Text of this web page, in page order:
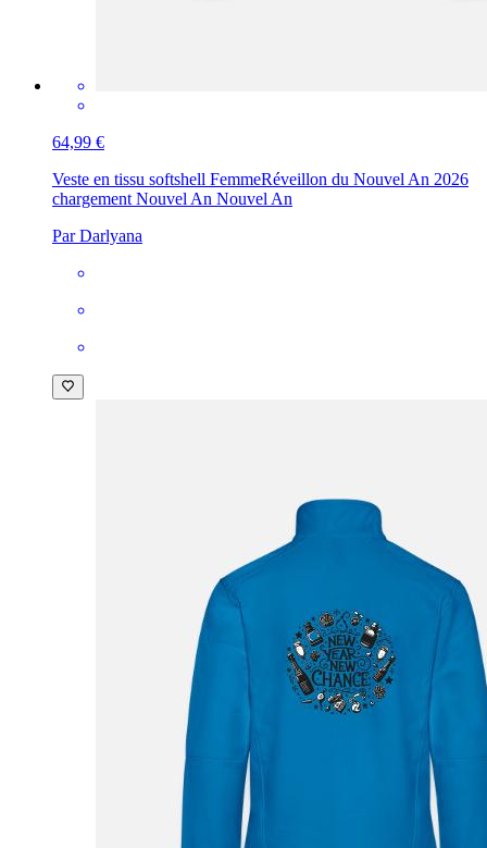
64,99 €
Veste en tissu softshell FemmeRéveillon du Nouvel An 2026
chargement Nouvel An Nouvel An
Par Darlyana